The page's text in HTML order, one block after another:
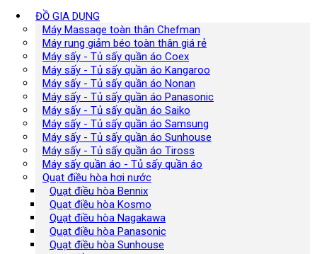
ĐỒ GIA DỤNG
Máy Massage toàn thân Chefman
Máy rung giảm béo toàn thân giá rẻ
Máy sấy - Tủ sấy quần áo Coex
Máy sấy - Tủ sấy quần áo Kangaroo
Máy sấy - Tủ sấy quần áo Nonan
Máy sấy - Tủ sấy quần áo Panasonic
Máy sấy - Tủ sấy quần áo Saiko
Máy sấy - Tủ sấy quần áo Samsung
Máy sấy - Tủ sấy quần áo Sunhouse
Máy sấy - Tủ sấy quần áo Tiross
Máy sấy quần áo - Tủ sấy quần áo
Quạt điều hòa hơi nước
Quạt điều hòa Bennix
Quạt điều hòa Kosmo
Quạt điều hòa Nagakawa
Quạt điều hòa Panasonic
Quạt điều hòa Sunhouse